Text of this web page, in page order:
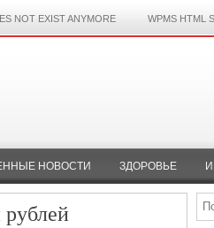
NOT EXIST ANYMORE WPMS HTML
НОВОСТИ ЗДОРОВЬЕ